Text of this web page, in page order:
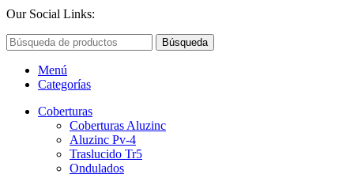
Our Social Links:
Búsqueda
Menú
Categorías
Coberturas
Coberturas Aluzinc
Aluzinc Pv-4
Traslucido Tr5
Ondulados